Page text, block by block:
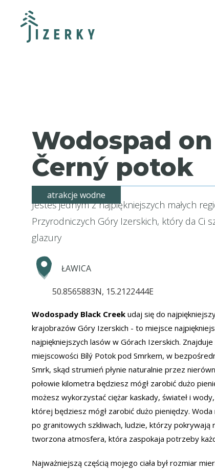
Wodospad on
Černý potok
atrakcje wodne
Jesteś jednym z najpiękniejszych małych
Przyrodniczych Góry Izerskich, który da Ci
glazury
ŁAWICA
50.8565883N, 15.2122444E
Wodospady Black Creek udaj się do
krajobrazów Góry Izerskich - to miejsce
najpiękniejszych lasów w Górach Izerskich.
miejscowości Bílý Potok pod Smrkem, w
Smrk, skąd strumień płynie naturalnie przez
połowie kilometra będziesz mógł zarobić dużo
możesz wykorzystać ciężar kaskady, świateł i
której będziesz mógł zarobić dużo pieniędzy.
po granitowych szkliwach, ludzie, którzy pokrywają
tworzona atmosfera, która zaspokaja potrzeby
Najważniejszą częścią mojego ciała był rozmiar